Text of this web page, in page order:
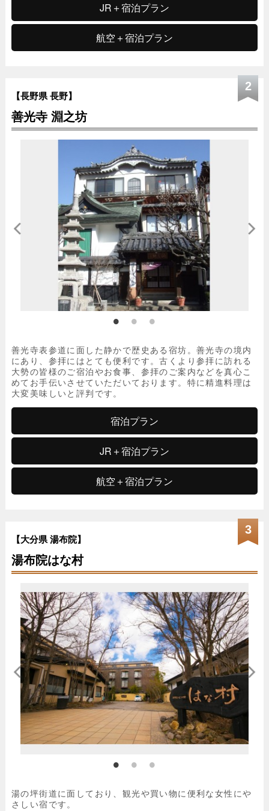
JR＋宿泊プラン
航空＋宿泊プラン
2
【長野県 長野】
善光寺 淵之坊
善光寺表参道に面した静かで歴史ある宿坊。善光寺の境内
にあり、参拝にはとても便利です。古くより参拝に訪れる
大勢の皆様のご宿泊やお食事、参拝のご案内などを真心こ
めてお手伝いさせていただいております。特に精進料理は
大変美味しいと評判です。
宿泊プラン
JR＋宿泊プラン
航空＋宿泊プラン
3
【大分県 湯布院】
湯布院はな村
湯の坪街道に面しており、観光や買い物に便利な女性にや
さしい宿です。